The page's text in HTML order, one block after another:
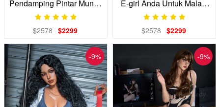
Pendamping Pintar Mungil
Anda dengan Kacamata
$2578 $2299
E-girl Anda Untuk Malam
yang Nyaman di Rumah
$2578 $2299
-9% -9%